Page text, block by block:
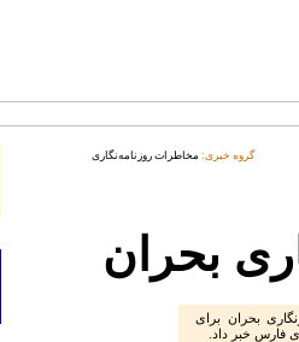
گروه خبری: مخاطرات روزنامه‌نگاری
بحران
بحران برای
فارس خبر داد.